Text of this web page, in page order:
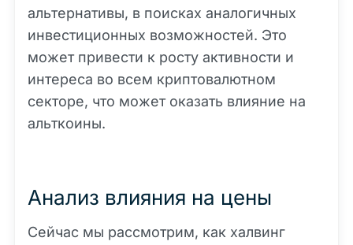
альтернативы, в поисках аналогичных
инвестиционных возможностей. Это
может привести к росту активности и
интереса во всем криптовалютном
секторе, что может оказать влияние на
альткоины.
Анализ влияния на цены
Сейчас мы рассмотрим, как халвинг